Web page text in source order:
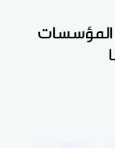
المؤسسات